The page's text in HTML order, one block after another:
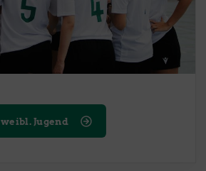
weibl. Jugend